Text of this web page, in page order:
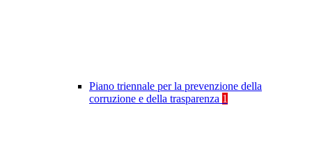
Piano triennale per la prevenzione della
corruzione e della trasparenza 1